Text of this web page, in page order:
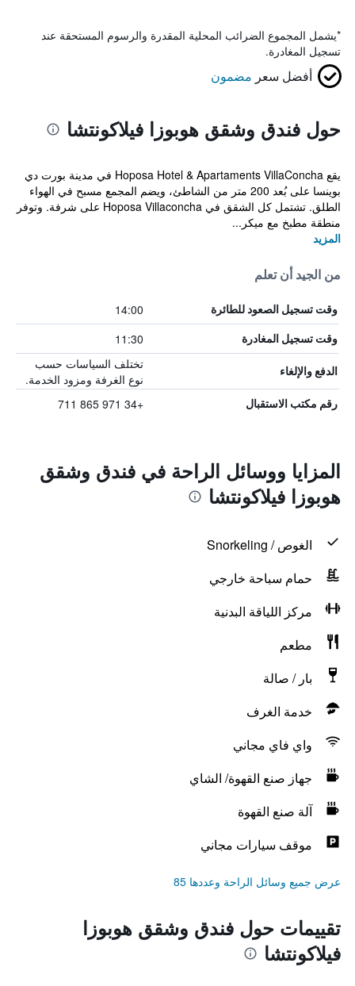
*يشمل المجموع الضرائب المحلية المقدرة والرسوم المستحقة عند
تسجيل المغادرة.
أفضل سعر مضمون
حول فندق وشقق هوبوزا فيلاكونتشا
يقع Hoposa Hotel & Apartaments VillaConcha في مدينة بورت دي
بوينسا على بُعد 200 متر من الشاطئ، ويضم المجمع مسبح في الهواء
الطلق. تشتمل كل الشقق في Hoposa Villaconcha على شرفة. وتوفر
منطقة مطبخ مع ميكر...
المزيد
من الجيد أن تعلم
وقت تسجيل الصعود للطائرة 14:00
وقت تسجيل المغادرة 11:30
الدفع والإلغاء
تختلف السياسات حسب
نوع الغرفة ومزود الخدمة.
رقم مكتب الاستقبال +34 971 865 711
المزايا ووسائل الراحة في فندق وشقق
هوبوزا فيلاكونتشا
الغوص / Snorkeling
حمام سباحة خارجي
مركز اللياقة البدنية
مطعم
بار / صالة
خدمة الغرف
واي فاي مجاني
جهاز صنع القهوة/ الشاي
آلة صنع القهوة
موقف سيارات مجاني
عرض جميع وسائل الراحة وعددها 85
تقييمات حول فندق وشقق هوبوزا
فيلاكونتشا